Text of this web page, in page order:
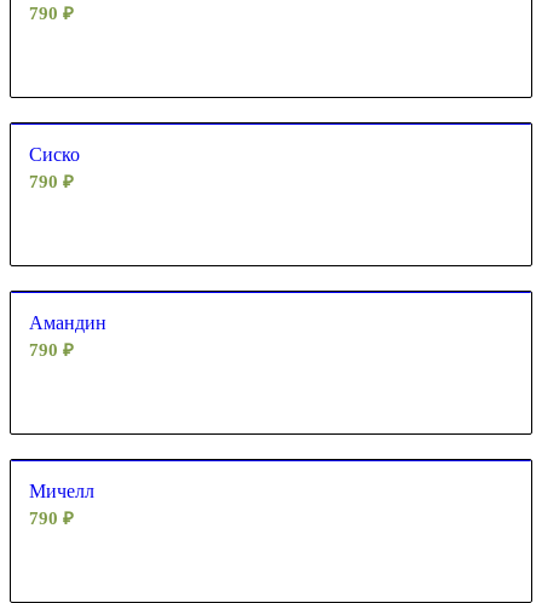
790 ₽
Сиско
790 ₽
Амандин
790 ₽
Мичелл
790 ₽